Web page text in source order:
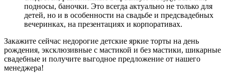
подносы, баночки. Это всегда актуально не только для
детей, но и в особенности на свадьбе и предсвадебных
вечеринках, на презентациях и корпоративах.
Закажите сейчас недорогие детские яркие торты на день
рождения, эксклюзивные с мастикой и без мастики, шикарные
свадебные и получите выгодное предложение от нашего
менеджера!